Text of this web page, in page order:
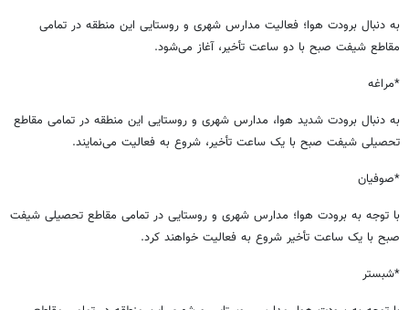
به دنبال برودت هوا؛ فعالیت مدارس شهری و روستایی این منطقه در تمامی
مقاطع شیفت صبح با دو ساعت تأخیر، آغاز می‌شود.
*مراغه
به دنبال برودت شدید هوا، مدارس شهری و روستایی این منطقه در تمامی مقاطع
تحصیلی شیفت صبح با یک ساعت تأخیر، شروع به فعالیت می‌نمایند.
*صوفیان
با توجه به برودت هوا؛ مدارس شهری و روستایی در تمامی مقاطع تحصیلی شیفت
صبح با یک ساعت تأخیر شروع به فعالیت خواهند کرد.
*شبستر